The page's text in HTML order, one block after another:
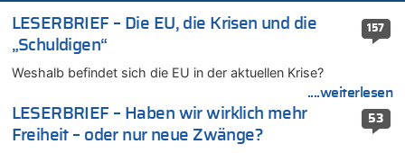
06.08.2026 - 15:42 von Dax zu
Zweite Hitzewelle in diesem Sommer ist jetzt amtlich
06.08.2026 - 15:27 von ne Hondsjong zu
Zweite Hitzewelle in diesem Sommer ist jetzt amtlich
06.08.2026 - 14:57 von Hugo Egon Bernhard von Sinnen zu
Zweite Hitzewelle in diesem Sommer ist jetzt amtlich
06.08.2026 - 14:51 von Ostbelgien Direkt zu
157
LESERBRIEF – Die EU, die Krisen und die
„Schuldigen“
Weshalb befindet sich die EU in der aktuellen Krise?
....weiterlesen
53
LESERBRIEF – Haben wir wirklich mehr
Freiheit – oder nur neue Zwänge?